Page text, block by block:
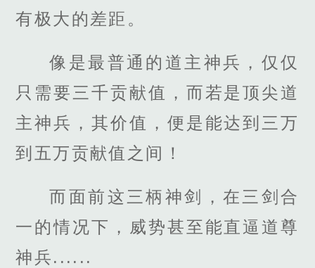
有极大的差距。
像是最普通的道主神兵，仅仅
只需要三千贡献值，而若是顶尖道
主神兵，其价值，便是能达到三万
到五万贡献值之间！
而面前这三柄神剑，在三剑合
一的情况下，威势甚至能直逼道尊
神兵......